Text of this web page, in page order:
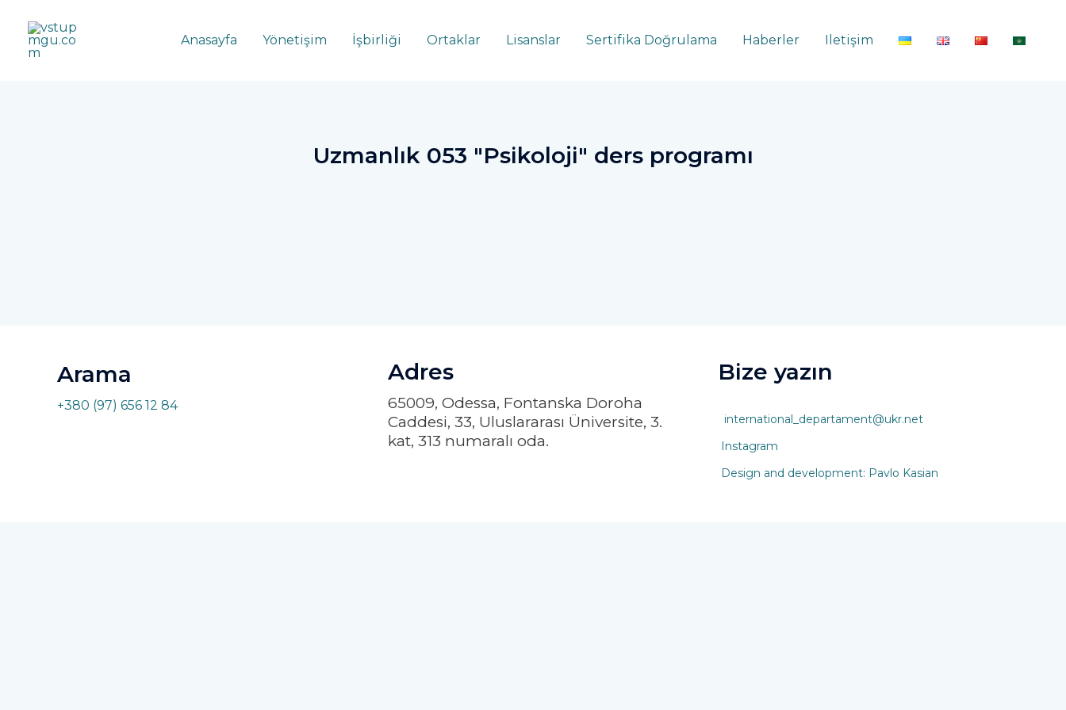
Anasayfa Yönetişim İşbirliği Ortaklar Lisanslar Sertifika Doğrulama Haberler Iletişim
Uzmanlık 053 "Psikoloji" ders programı
Arama
+380 (97) 656 12 84
Adres
65009, Odessa, Fontanska Doroha
Caddesi, 33, Uluslararası Üniversite, 3.
kat, 313 numaralı oda.
Bize yazın
international_departament@ukr.net
Instagram
Design and development: Pavlo Kasian